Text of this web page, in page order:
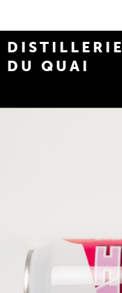
DISTILLERIE
DU QUAI